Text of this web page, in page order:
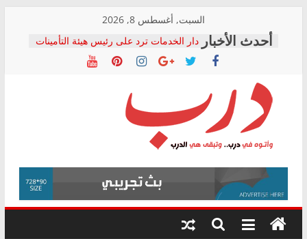
content
السبت, أغسطس 8, 2026
دار الخدمات ترد على رئيس هيئة التأمينات
بعد مؤتمره الصحفي: إنكار الأزمة لا ينهي
معاناة أصحاب المعاشات.. ونطالب بكشف
فرحات سليمان يكتب: القطاع الصحي إلى
أين؟
حزب التحالف الشعبي يطلق لجنة “الحق
في الصحة” بالإسكندرية لرصد الانتهاكات
ودعم المرضى
الوزاري لمدينة الصحفيين.. وانتهاء أعمال
إنشاء المبنى الإداري
المجلس القومي لحقوق الإنسان يعلن
متابعة قضية الدكتور محمد زهران.. ويؤكد:
قرينة البراءة وضمانات المحاكمة العادلة
درب
وأتوه
درب..
وتبقى
هي